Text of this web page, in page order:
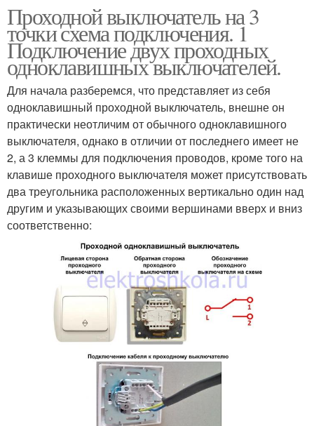
Проходной выключатель на 3
точки схема подключения. 1
Подключение двух проходных
одноклавишных выключателей.
Для начала разберемся, что представляет из себя
одноклавишный проходной выключатель, внешне он
практически неотличим от обычного одноклавишного
выключателя, однако в отличии от последнего имеет не
2, а 3 клеммы для подключения проводов, кроме того на
клавише проходного выключателя может присутствовать
два треугольника расположенных вертикально один над
другим и указывающих своими вершинами вверх и вниз
соответственно: